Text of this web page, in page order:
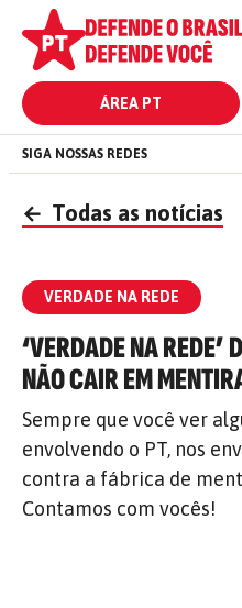
ÁREA PT
SIGA NOSSAS REDES
← Todas as notícias
VERDADE NA REDE
‘VERDADE NA REDE’
NÃO CAIR EM
Sempre que você ver
envolvendo o PT, nos
contra a fábrica de
Contamos com vocês!